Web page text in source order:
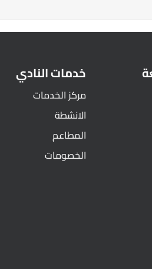
خدمات النادي
مركز الخدمات
الانشطة
المطاعم
الخصومات